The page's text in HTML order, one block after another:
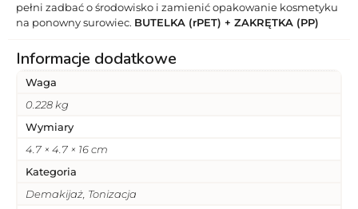
pełni zadbać o środowisko i zamienić opakowanie kosmetyku
na ponowny surowiec. BUTELKA (rPET) + ZAKRĘTKA (PP)
Informacje dodatkowe
Waga
0.228 kg
Wymiary
4.7 × 4.7 × 16 cm
Kategoria
Demakijaż, Tonizacja